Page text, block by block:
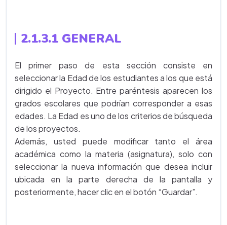
2.1.3.1 GENERAL
El primer paso de esta sección consiste en
seleccionar la Edad de los estudiantes a los que está
dirigido el Proyecto. Entre paréntesis aparecen los
grados escolares que podrían corresponder a esas
edades. La Edad es uno de los criterios de búsqueda
de los proyectos.
Además, usted puede modificar tanto el área
académica como la materia (asignatura), solo con
seleccionar la nueva información que desea incluir
ubicada en la parte derecha de la pantalla y
posteriormente, hacer clic en el botón “Guardar”.